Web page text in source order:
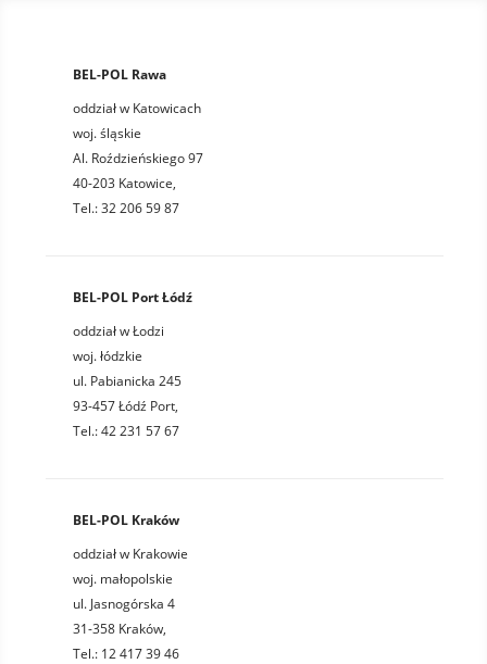
BEL-POL Rawa
oddział w Katowicach
woj. śląskie
Al. Roździeńskiego 97
40-203 Katowice,
Tel.: 32 206 59 87
BEL-POL Port Łódź
oddział w Łodzi
woj. łódzkie
ul. Pabianicka 245
93-457 Łódź Port,
Tel.: 42 231 57 67
BEL-POL Kraków
oddział w Krakowie
woj. małopolskie
ul. Jasnogórska 4
31-358 Kraków,
Tel.: 12 417 39 46